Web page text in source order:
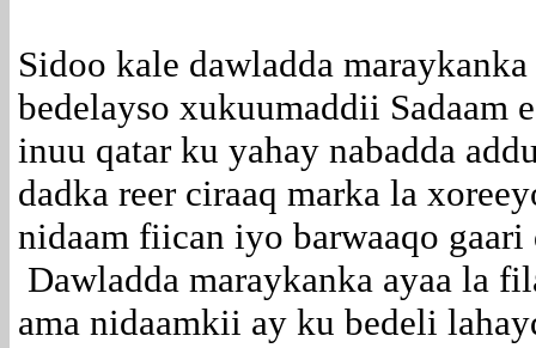
Sidoo kale dawladda
bedelayso xukuumaddii Sadaam
inuu qatar ku yahay nabadda
dadka reer ciraaq marka la
nidaam fiican iyo barwaaqo gaari
Dawladda maraykanka ayaa la
ama nidaamkii ay ku bedeli